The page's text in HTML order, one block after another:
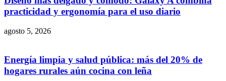
practicidad y ergonomía para el uso diario
agosto 5, 2026
Energía limpia y salud pública: más del 20% de
hogares rurales aún cocina con leña